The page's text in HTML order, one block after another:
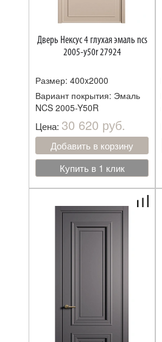
Дверь Нексус 4 глухая эмаль ncs
2005-y50r 27924
Размер: 400x2000
Вариант покрытия: Эмаль
NCS 2005-Y50R
Цена: 30 620 руб.
Добавить в корзину
Купить в 1 клик